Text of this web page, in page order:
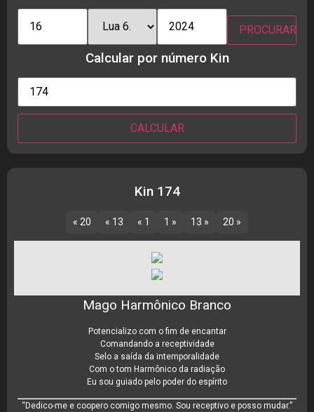
Calcular por número Kin
Kin 174
« 20 « 13 « 1 1 » 13 » 20 »
Mago Harmônico Branco
Potencializo com o fim de encantar
Comandando a receptividade
Selo a saída da intemporalidade
Com o tom Harmônico da radiação
Eu sou guiado pelo poder do espírito
“Dedico-me e coopero comigo mesmo. Sou receptivo e posso mudar.”